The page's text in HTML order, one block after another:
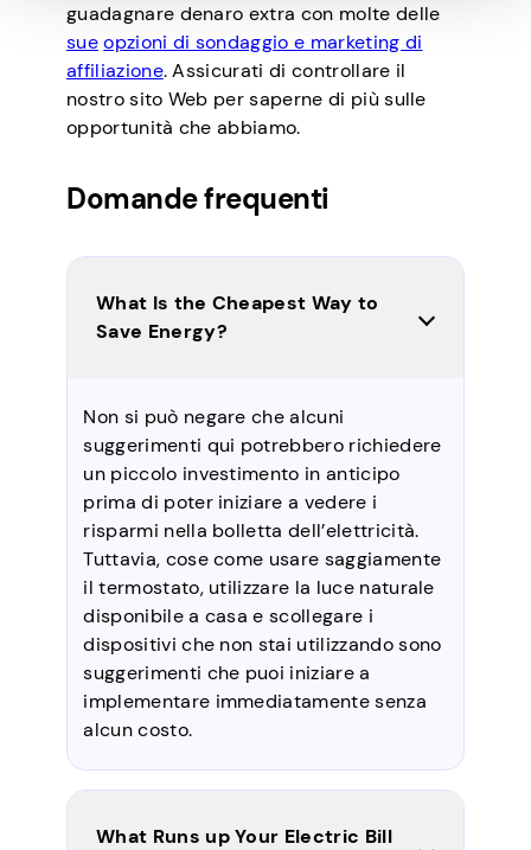
guadagnare denaro extra con molte delle
sue opzioni di sondaggio e marketing di
affiliazione. Assicurati di controllare il
nostro sito Web per saperne di più sulle
opportunità che abbiamo.
Domande frequenti
What Is the Cheapest Way to
Save Energy?
Non si può negare che alcuni
suggerimenti qui potrebbero richiedere
un piccolo investimento in anticipo
prima di poter iniziare a vedere i
risparmi nella bolletta dell’elettricità.
Tuttavia, cose come usare saggiamente
il termostato, utilizzare la luce naturale
disponibile a casa e scollegare i
dispositivi che non stai utilizzando sono
suggerimenti che puoi iniziare a
implementare immediatamente senza
alcun costo.
What Runs up Your Electric Bill